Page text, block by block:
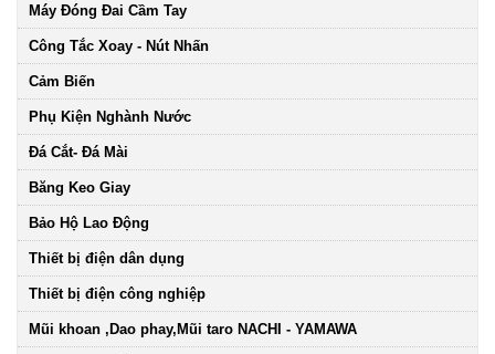
Máy Đóng Đai Cầm Tay
Công Tắc Xoay - Nút Nhấn
Cảm Biến
Phụ Kiện Nghành Nước
Đá Cắt- Đá Mài
Băng Keo Giay
Bảo Hộ Lao Động
Thiết bị điện dân dụng
Thiết bị điện công nghiệp
Mũi khoan ,Dao phay,Mũi taro NACHI - YAMAWA